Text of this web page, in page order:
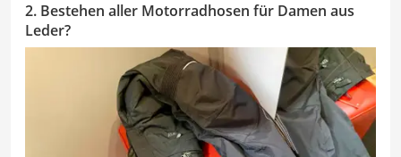
2. Bestehen aller Motorradhosen für Damen aus
Leder?